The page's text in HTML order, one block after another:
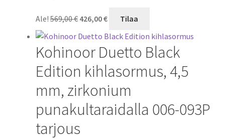
Ale!569,00€
hinta
oli:
569,00 €.
426,00€
on:
426,00 €.
Tilaa
Kohinoor Duetto Black
Edition kihlasormus, 4,5
mm, zirkonium
punakultaraidalla 006-093P
tarjous